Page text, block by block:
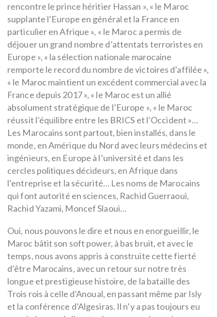
rencontre le prince héritier Hassan », « le Maroc
supplante l’Europe en général et la France en
particulier en Afrique », « le Maroc a permis de
déjouer un grand nombre d’attentats terroristes en
Europe », « la sélection nationale marocaine
remporte le record du nombre de victoires d’affilée »,
« le Maroc maintient un excédent commercial avec la
France depuis 2017 », « le Maroc est un allié
absolument stratégique de l’Europe », « le Maroc
réussit l’équilibre entre les BRICS et l’Occident »…
Les Marocains sont partout, bien installés, dans le
monde, en Amérique du Nord avec leurs médecins et
ingénieurs, en Europe à l’université et dans les
cercles politiques décideurs, en Afrique dans
l’entreprise et la sécurité… Les noms de Marocains
qui font autorité en sciences, Rachid Guerraoui,
Rachid Yazami, Moncef Slaoui…
Oui, nous pouvons le dire et nous en enorgueillir, le
Maroc bâtit son soft power, à bas bruit, et avec le
temps, nous avons appris à construite cette fierté
d’être Marocains, avec un retour sur notre très
longue et prestigieuse histoire, de la bataille des
Trois rois à celle d’Anoual, en passant même par Isly
et la conférence d’Algesiras. Il n’y a pas toujours eu